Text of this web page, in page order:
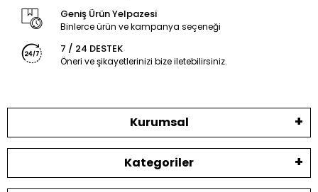
Geniş Ürün Yelpazesi
Binlerce ürün ve kampanya seçeneği
7 / 24 DESTEK
Öneri ve şikayetlerinizi bize iletebilirsiniz.
Kurumsal
Kategoriler